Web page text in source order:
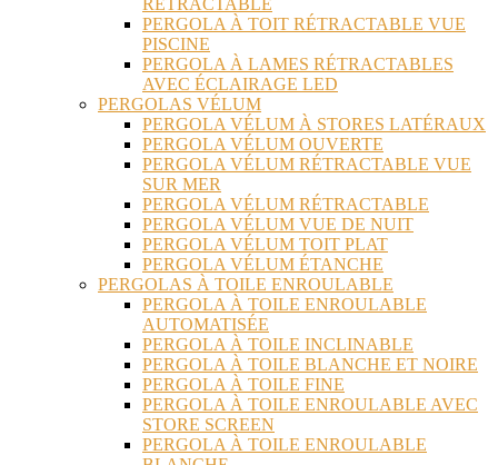
RÉTRACTABLE
PERGOLA À TOIT RÉTRACTABLE VUE
PISCINE
PERGOLA À LAMES RÉTRACTABLES
AVEC ÉCLAIRAGE LED
PERGOLAS VÉLUM
PERGOLA VÉLUM À STORES LATÉRAUX
PERGOLA VÉLUM OUVERTE
PERGOLA VÉLUM RÉTRACTABLE VUE
SUR MER
PERGOLA VÉLUM RÉTRACTABLE
PERGOLA VÉLUM VUE DE NUIT
PERGOLA VÉLUM TOIT PLAT
PERGOLA VÉLUM ÉTANCHE
PERGOLAS À TOILE ENROULABLE
PERGOLA À TOILE ENROULABLE
AUTOMATISÉE
PERGOLA À TOILE INCLINABLE
PERGOLA À TOILE BLANCHE ET NOIRE
PERGOLA À TOILE FINE
PERGOLA À TOILE ENROULABLE AVEC
STORE SCREEN
PERGOLA À TOILE ENROULABLE